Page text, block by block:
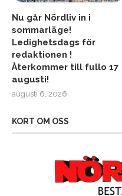
Nu går Nördliv in i
sommarläge!
Ledighetsdags för
redaktionen !
Återkommer till fullo 17
augusti!
augusti 6, 2026
KORT OM OSS